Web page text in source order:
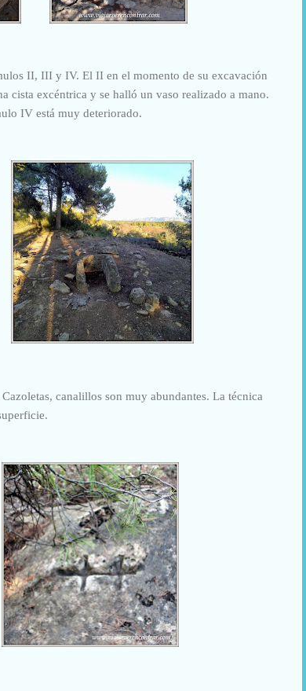
II, III y IV. El II en el momento de su excavación
cista excéntrica y se halló un vaso realizado a mano.
IV está muy deteriorado.
canalillos son muy abundantes. La técnica